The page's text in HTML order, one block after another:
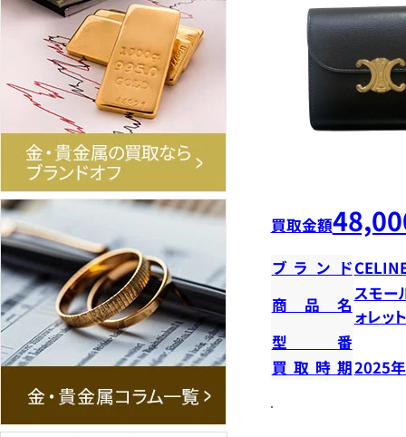
買取金額
ブランド
商品名
スモー
ォレッ
型番
買取時期2025